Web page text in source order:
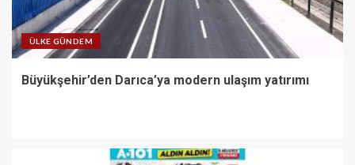
ÜLKE GÜNDEM
Büyükşehir’den Darıca’ya modern ulaşım yatırımı